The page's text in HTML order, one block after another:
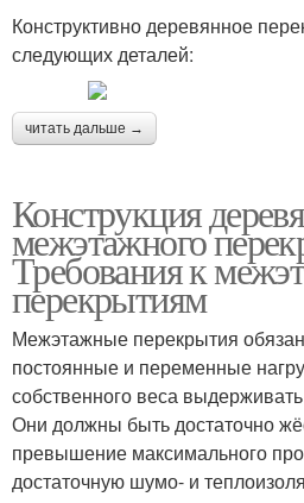
Конструктивно деревянное
следующих деталей:
читать дальше →
Конструкция
межэтажного
Требования к
перекрытиям
Межэтажные перекрытия
постоянные и переменные
собственного веса
Они должны быть достаточно
превышение максимального
достаточную шумо- и